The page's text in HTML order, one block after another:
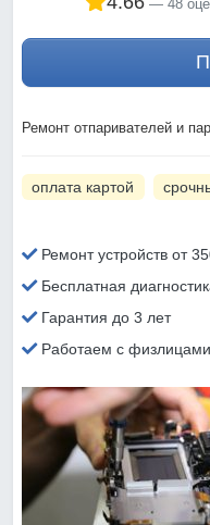
48
Ремонт отпаривателей и
оплата картой
Ремонт устройств от
Бесплатная
Гарантия до 3 лет
Работаем с